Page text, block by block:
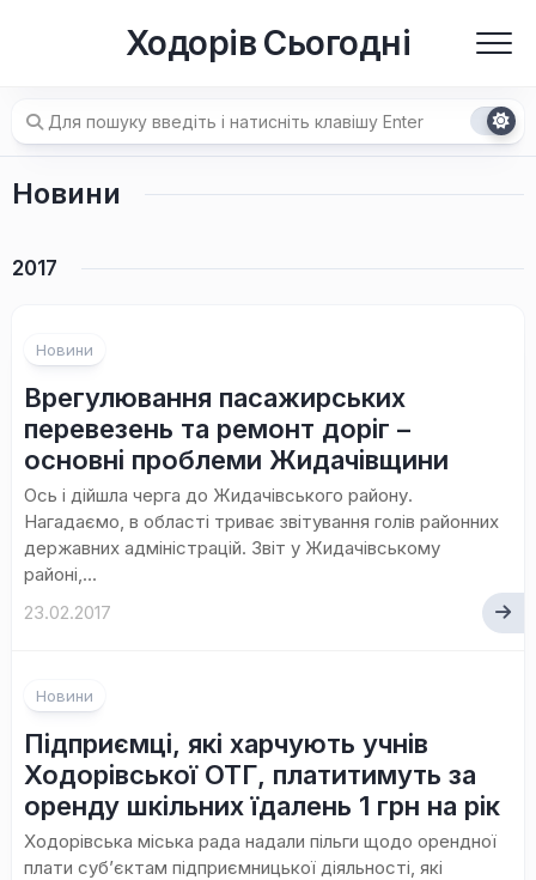
Ходорів Сьогодні
Новини
2017
Новини
Врегулювання пасажирських
перевезень та ремонт доріг –
основні проблеми Жидачівщини
Ось і дійшла черга до Жидачівського району.
Нагадаємо, в області триває звітування голів районних
державних адміністрацій. Звіт у Жидачівському
районі,...
23.02.2017
Новини
Підприємці, які харчують учнів
Ходорівської ОТГ, платитимуть за
оренду шкільних їдалень 1 грн на рік
Ходорівська міська рада надали пільги щодо орендної
плати суб’єктам підприємницької діяльності, які